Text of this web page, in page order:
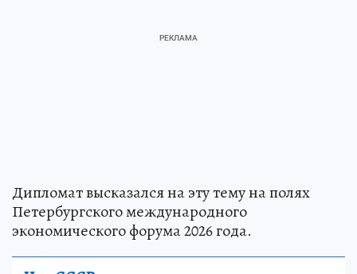
Дипломат высказался на эту тему на полях
Петербургского международного
экономического форума 2026 года.